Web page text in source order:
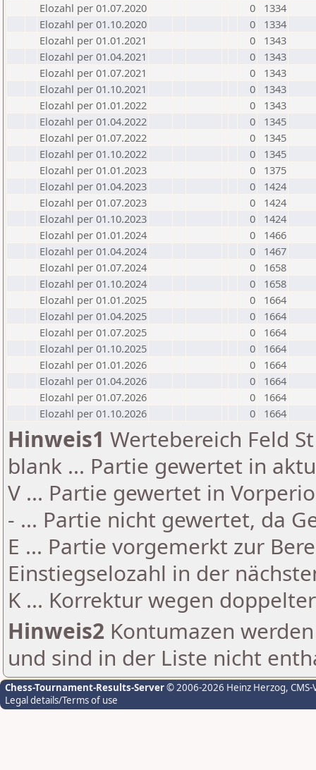
Elozahl per 01.07.2020
0
1334
Elozahl per 01.10.2020
0
1334
Elozahl per 01.01.2021
0
1343
Elozahl per 01.04.2021
0
1343
Elozahl per 01.07.2021
0
1343
Elozahl per 01.10.2021
0
1343
Elozahl per 01.01.2022
0
1343
Elozahl per 01.04.2022
0
1345
Elozahl per 01.07.2022
0
1345
Elozahl per 01.10.2022
0
1345
Elozahl per 01.01.2023
0
1375
Elozahl per 01.04.2023
0
1424
Elozahl per 01.07.2023
0
1424
Elozahl per 01.10.2023
0
1424
Elozahl per 01.01.2024
0
1466
Elozahl per 01.04.2024
0
1467
Elozahl per 01.07.2024
0
1658
Elozahl per 01.10.2024
0
1658
Elozahl per 01.01.2025
0
1664
Elozahl per 01.04.2025
0
1664
Elozahl per 01.07.2025
0
1664
Elozahl per 01.10.2025
0
1664
Elozahl per 01.01.2026
0
1664
Elozahl per 01.04.2026
0
1664
Elozahl per 01.07.2026
0
1664
Elozahl per 01.10.2026
0 1664
Hinweis1 Wertebereich Feld
blank ... Partie gewertet in
V ... Partie gewertet in
- ... Partie nicht gewertet, da
E ... Partie vorgemerkt zur
Einstiegselozahl in der
K ... Korrektur wegen
Hinweis2 Kontumazen
und sind in der Liste nicht
Chess-Tournament-Results-Server© 2006-2026 Heinz Herzog,
Legal details/Terms of use